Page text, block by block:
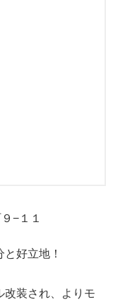
−１１
好立地！
改装され、よりモ